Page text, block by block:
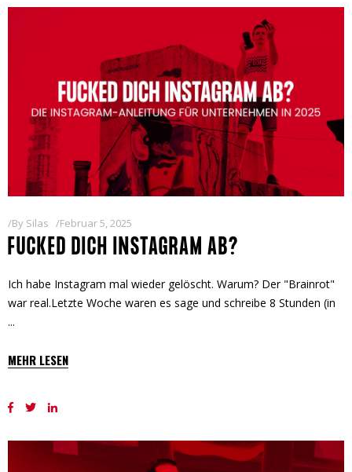
By Silas Februar 5, 2025
FUCKED DICH INSTAGRAM AB?
Ich habe Instagram mal wieder gelöscht. Warum? Der "Brainrot"
war real.Letzte Woche waren es sage und schreibe 8 Stunden (in
MEHR LESEN